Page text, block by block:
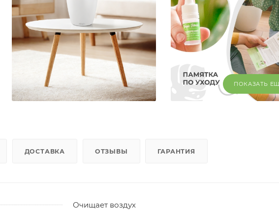
ПОКАЗАТЬ
ДОСТАВКА ОТЗЫВЫ ГАРАНТИЯ
Очищает воздух